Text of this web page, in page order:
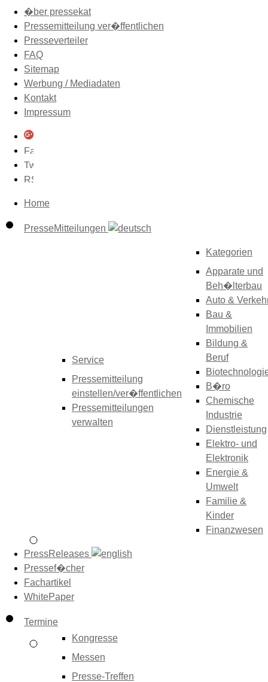
�ber pressekat
Pressemitteilung ver�ffentlichen
Presseverteiler
FAQ
Sitemap
Werbung / Mediadaten
Kontakt
Impressum
Home
PresseMitteilungen
Service
Pressemitteilung
einstellen/ver�ffentlichen
Pressemitteilungen
verwalten
Kategorien
Apparate und
Beh�lterbau
Auto &
Bau &
Immobilien
Bildung &
Beruf
B�ro
Chemische
Industrie
Dienstleistung
Elektro- und
Elektronik
Energie &
Umwelt
Familie &
Kinder
Finanzwesen
PressReleases
Pressef�cher
Fachartikel
WhitePaper
Termine
Kongresse
Messen
Presse-Treffen